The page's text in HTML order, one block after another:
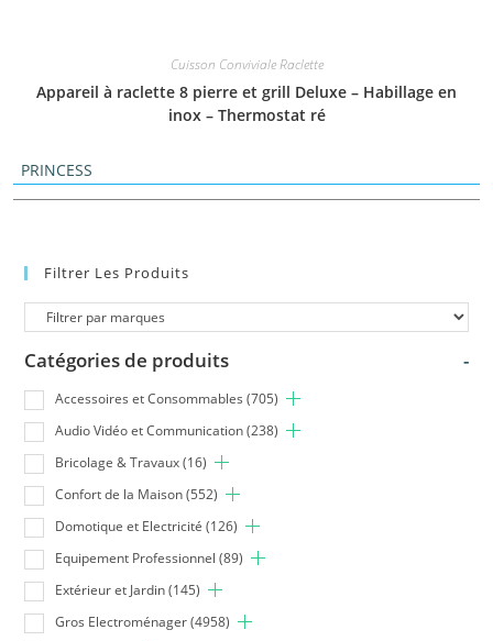
Cuisson Conviviale Raclette
Appareil à raclette 8 pierre et grill Deluxe – Habillage en
inox – Thermostat ré
PRINCESS
Filtrer Les Produits
Catégories de produits -
Accessoires et Consommables (705)
Audio Vidéo et Communication (238)
Bricolage & Travaux (16)
Confort de la Maison (552)
Domotique et Electricité (126)
Equipement Professionnel (89)
Extérieur et Jardin (145)
Gros Electroménager (4958)